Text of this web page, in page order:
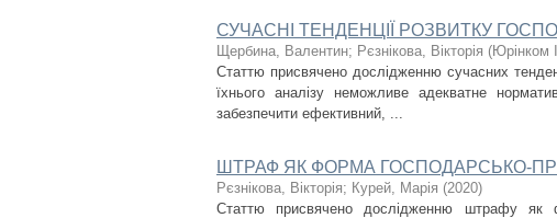
СУЧАСНІ ТЕНДЕНЦІЇ РОЗВИТКУ
Щербина, Валентин; Рєзнікова, Вікторія (Юрінком
Статтю присвячено дослідженню сучасних
їхнього аналізу неможливе адекватне
забезпечити ефективний, ...
ШТРАФ ЯК ФОРМА ГОСПОДАРСЬКО-
Рєзнікова, Вікторія; Курей, Марія (2020)
Статтю присвячено дослідженню штрафу як